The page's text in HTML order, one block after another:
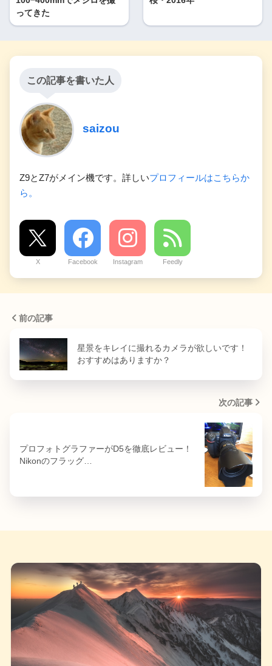
ってきた
この記事を書いた人
saizou
Z9とZ7がメイン機です。詳しいプロフィールはこちらか
ら。
X Facebook Instagram Feedly
前の記事
星景をキレイに撮れるカメラが欲しいです！
おすすめはありますか？
次の記事
プロフォトグラファーがD5を徹底レビュー！
Nikonのフラッグ…